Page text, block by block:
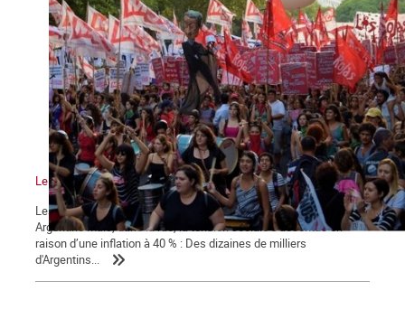
Le mouvement vers la grève générale
Les statistiques indiquent une amorce de reprise économique en
Argentine mais, dans la rue, la tension sociale s'accentue en
raison d’une inflation à 40 % : Des dizaines de milliers
d'Argentins...